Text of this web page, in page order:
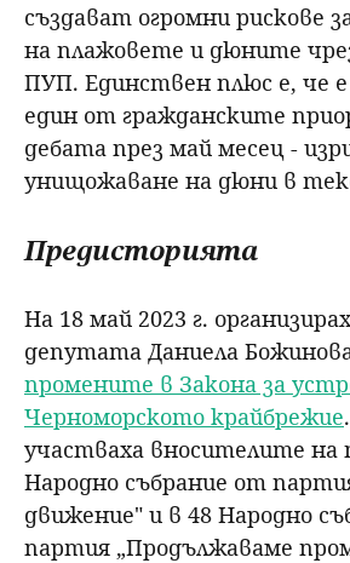
създават огромни рискове
на плажовете и дюните
ПУП. Единствен плюс е, че
един от гражданските
дебата през май месец -
унищожаване на дюни в
Предисторията
На 18 май 2023 г.
депутата Даниела
промените в Закона за
Черноморското крайбрежие
участваха вносителите на
Народно събрание от
движение" и в 48 Народно
партия „Продължаваме